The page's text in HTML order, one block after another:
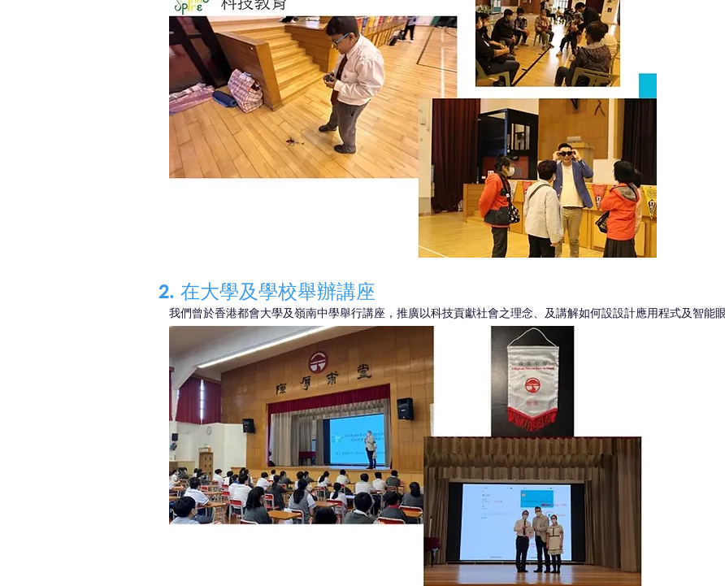
2. 在大學及學校舉辦講座
我們曾於香港都會大學及嶺南中學舉行講座，推廣以科技貢獻社會之理念、及講解如何設設計應用程式及智能